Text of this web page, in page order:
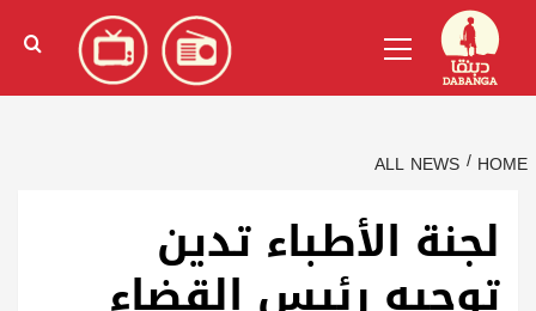
content
الإنجليزية)
Menu
HOME
ALL NEWS
لجنة الأطباء تدين